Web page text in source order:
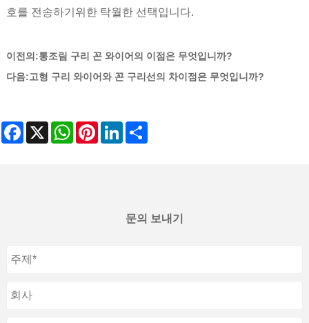
호를 전송하기위한 탁월한 선택입니다.
이전의:통조림 구리 꼰 와이어의 이점은 무엇입니까?
다음:고형 구리 와이어와 꼰 구리선의 차이점은 무엇입니까?
Facebook
X WhatsAppPinterestLinkedIn
문의 보내기